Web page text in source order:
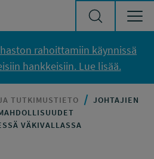
rahoittamiin käynnissä
hankkeisiin. Lue lisää.
TUTKIMUSTIETO
JOHTAJIEN
VÄKIVALLASSA